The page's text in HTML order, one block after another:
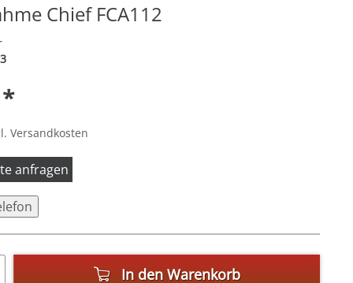
Chief FCA112
Versandkosten
anfragen
In den Warenkorb